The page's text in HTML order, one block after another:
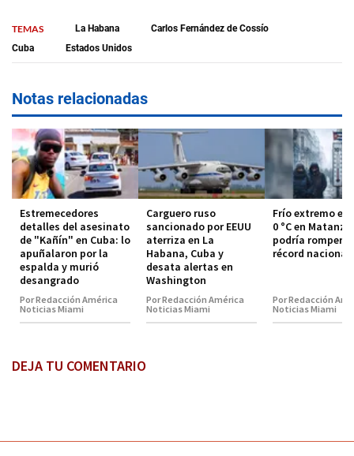
TEMAS La Habana
Carlos Fernández de Cossío
Cuba
Estados Unidos
Notas relacionadas
Estremecedores
detalles del asesinato
de "Kañín" en Cuba: lo
apuñalaron por la
espalda y murió
desangrado
Por Redacción América
Noticias Miami
Carguero ruso
sancionado por EEUU
aterriza en La
Habana, Cuba y
desata alertas en
Washington
Por Redacción América
Noticias Miami
Frío extremo en
0 °C en
podría romper el
récord nacional
Por Redacción
Noticias Miami
DEJA TU COMENTARIO